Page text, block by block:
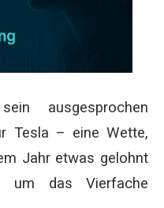
ausgesprochen
Tesla – eine Wette,
Jahr etwas gelohnt
um das Vierfache